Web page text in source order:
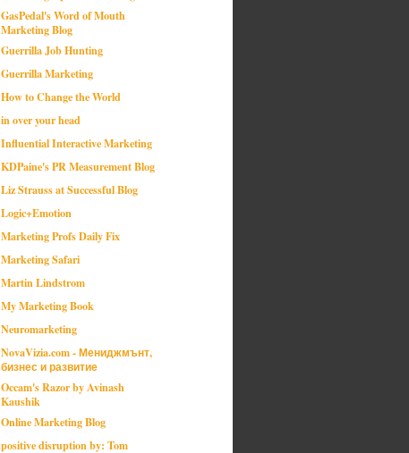
GasPedal's Word of Mouth
Marketing Blog
Guerrilla Job Hunting
Guerrilla Marketing
How to Change the World
in over your head
Influential Interactive Marketing
KDPaine's PR Measurement Blog
Liz Strauss at Successful Blog
Logic+Emotion
Marketing Profs Daily Fix
Marketing Safari
Martin Lindstrom
My Marketing Book
Neuromarketing
NovaVizia.com - Мениджмънт,
бизнес и развитие
Occam's Razor by Avinash
Kaushik
Online Marketing Blog
positive disruption by: Tom